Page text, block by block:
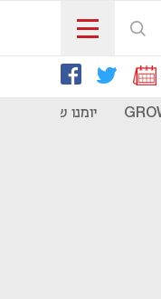
יומנו של